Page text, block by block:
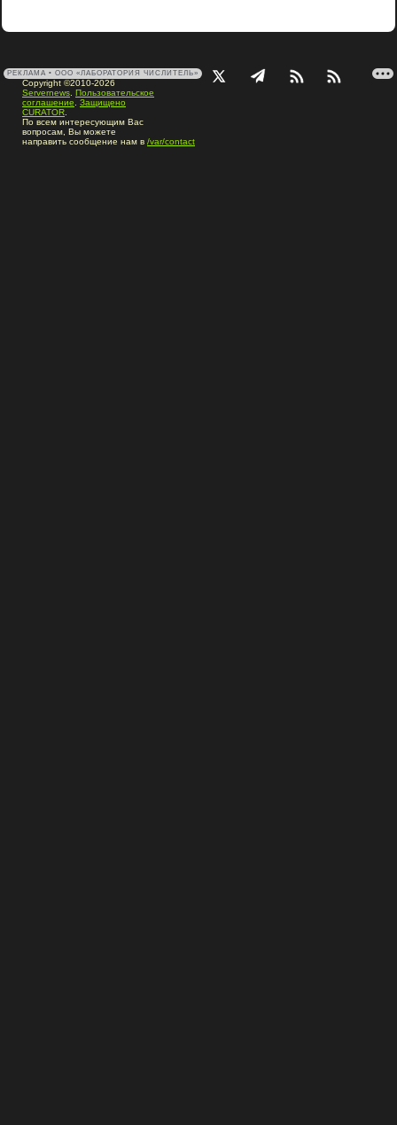
РЕКЛАМА • ООО «ЛАБОРАТОРИЯ ЧИСЛИТЕЛЬ»
Copyright ©2010-2026
Servernews Пользовательское
соглашение
Защищено
CURATOR
По всем интересующим Вас
вопросам, Вы можете
направить сообщение нам в /var/contact